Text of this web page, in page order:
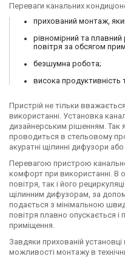
Переваги канальних
прихований монтаж,
рівномірний та
повітря за обсягом
безшумна робота;
висока продуктивність
Пристрій не тільки
використанні. Установка
дизайнерським рішенням. Так
проводиться в стельовому
акуратні щілинні дифузори або
Перевагою пристрою
комфорт при використанні. В
повітря, так і його
щілинним дифузорам, за
подається з мінімальною
повітря плавно опускається
приміщення.
Завдяки прихованій
можливості монтажу в